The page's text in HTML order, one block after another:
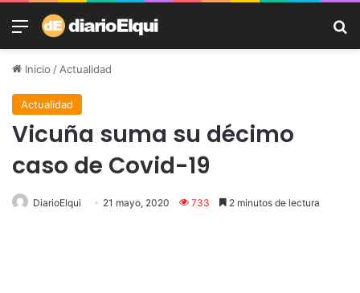
Menú
Inicio /Actualidad
Actualidad
Vicuña suma su décimo
caso de Covid-19
DiarioElqui 21 mayo, 2020 733 2 minutos de lectura